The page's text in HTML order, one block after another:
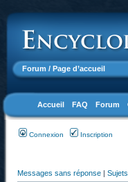
Forum / Page d’accueil
Accueil FAQ Forum
Connexion Inscription
Messages sans réponse |